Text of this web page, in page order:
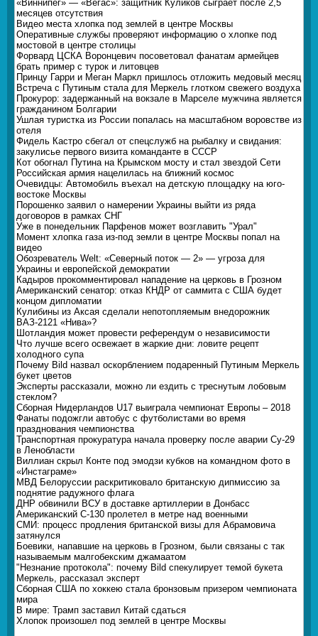
«Виннипег» — «Вегас»: защитник Куликов сыграет после 2,5
месяцев отсутствия
Видео места хлопка под землей в центре Москвы
Оперативные службы проверяют информацию о хлопке под
мостовой в центре столицы
Форвард ЦСКА Воронцевич посоветовал фанатам армейцев
брать пример с турок и литовцев
Принцу Гарри и Меган Маркл пришлось отложить медовый месяц
Встреча с Путиным стала для Меркель глотком свежего воздуха
Прокурор: задержанный на вокзале в Марселе мужчина является
гражданином Болгарии
Ушлая туристка из России попалась на масштабном воровстве из
отеля
Фидель Кастро сбегал от спецслужб на рыбалку и свидания:
закулисье первого визита команданте в СССР
Кот обогнал Путина на Крымском мосту и стал звездой Сети
Российская армия нацелилась на ближний космос
Очевидцы: Автомобиль въехал на детскую площадку на юго-
востоке Москвы
Порошенко заявил о намерении Украины выйти из ряда
договоров в рамках СНГ
Уже в понедельник Парфенов может возглавить "Урал"
Момент хлопка газа из-под земли в центре Москвы попал на
видео
Обозреватель Welt: «Северный поток — 2» — угроза для
Украины и европейской демократии
Кадыров прокомментировал нападение на церковь в Грозном
Американский сенатор: отказ КНДР от саммита с США будет
концом дипломатии
Кулибины из Аксая сделали непотопляемым внедорожник
ВАЗ-2121 «Нива»?
Шотландия может провести референдум о независимости
Что лучше всего освежает в жаркие дни: ловите рецепт
холодного супа
Почему Bild назвал оскорблением подаренный Путиным Меркель
букет цветов
Эксперты рассказали, можно ли ездить с треснутым лобовым
стеклом?
Сборная Нидерландов U17 выиграла чемпионат Европы – 2018
Фанаты подожгли автобус с футболистами во время
празднования чемпионства
Транспортная прокуратура начала проверку после аварии Су-29
в Ленобласти
Виллиан скрыл Конте под эмодзи кубков на командном фото в
«Инстаграме»
МВД Белоруссии раскритиковало британскую дипмиссию за
поднятие радужного флага
ДНР обвинили ВСУ в доставке артиллерии в Донбасс
Американский С-130 пролетел в метре над военными
СМИ: процесс продления британской визы для Абрамовича
затянулся
Боевики, напавшие на церковь в Грозном, были связаны с так
называемым малгобекским джамаатом
"Незнание протокола": почему Bild спекулирует темой букета
Меркель, рассказал эксперт
Сборная США по хоккею стала бронзовым призером чемпионата
мира
В мире: Трамп заставил Китай сдаться
Хлопок произошел под землей в центре Москвы